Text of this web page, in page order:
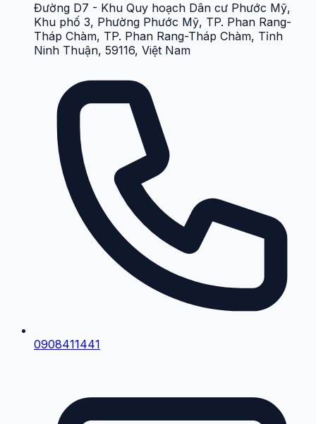
Đường D7 - Khu Quy hoạch Dân cư Phước Mỹ,
Khu phố 3, Phường Phước Mỹ, TP. Phan Rang-
Tháp Chàm, TP. Phan Rang-Tháp Chàm, Tỉnh
Ninh Thuận, 59116, Việt Nam
0908411441